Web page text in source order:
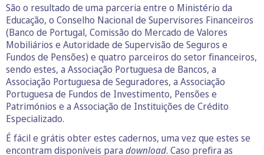
São o resultado de uma parceria entre o Ministério da
Educação, o Conselho Nacional de Supervisores Financeiros
(Banco de Portugal, Comissão do Mercado de Valores
Mobiliários e Autoridade de Supervisão de Seguros e
Fundos de Pensões) e quatro parceiros do setor financeiros,
sendo estes, a Associação Portuguesa de Bancos, a
Associação Portuguesa de Seguradores, a Associação
Portuguesa de Fundos de Investimento, Pensões e
Patrimónios e a Associação de Instituições de Crédito
Especializado.
É fácil e grátis obter estes cadernos, uma vez que estes se
encontram disponíveis para download. Caso prefira as